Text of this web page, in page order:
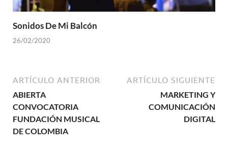
Sonidos De Mi Balcón
26/02/2020
ARTÍCULO ANTERIOR
ABIERTA
CONVOCATORIA
FUNDACIÓN MUSICAL
DE COLOMBIA
ARTÍCULO SIGUIENTE
MARKETING Y
COMUNICACIÓN
DIGITAL